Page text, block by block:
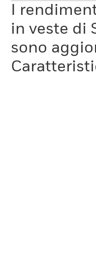
I
in veste di
sono